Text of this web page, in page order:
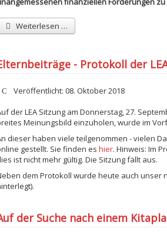
Weiterlesen …
- Protokoll der
Veröffentlicht: 08. Oktober 2018
der LEA Sitzung am Donnerstag, 27.
Meinungsbild einzuholen, wurde im
dieser haben viele teilgenommen - vielen
gestellt. Sie finden es hier. Hinweis: Im
ist nicht mehr gültig. Die Sitzung fällt aus.
dem Protokoll wurde heute auch unser
der Suche nach einem